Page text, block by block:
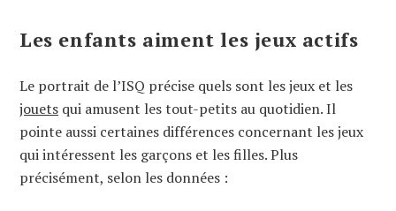
Les enfants aiment les jeux actifs
Le portrait de l’ISQ précise quels sont les jeux et les
jouets qui amusent les tout-petits au quotidien. Il
pointe aussi certaines différences concernant les jeux
qui intéressent les garçons et les filles. Plus
précisément, selon les données :